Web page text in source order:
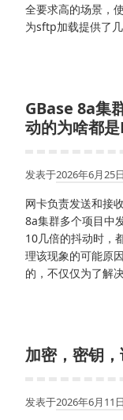
全要求高的场景，
为sftp加载提供了
GBase 8a集
动的为啥都是
发表于2026年6月25日
网卡负责发送和接
8a集群多个项目中
10几倍的抖动时，
理该现象的可能原
的，不仅仅为了解
加密，密钥
发表于2026年6月11日